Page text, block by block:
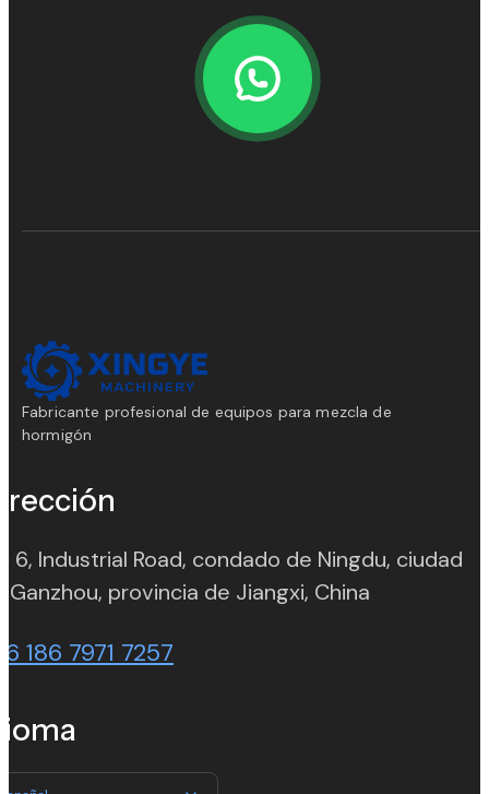
Fabricante profesional de equipos para mezcla de
hormigón
6, Industrial Road, condado de Ningdu, ciudad
Ganzhou, provincia de Jiangxi, China
186 7971 7257